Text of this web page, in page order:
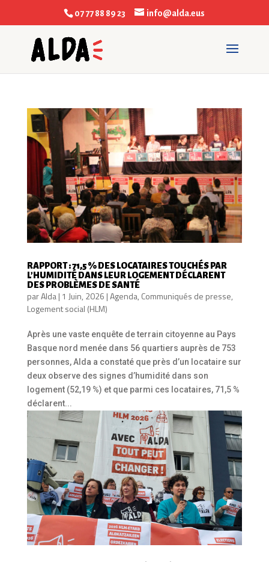
07 77 88 89 23 info@alda.eus
RAPPORT : 71,5 % DES LOCATAIRES TOUCHÉS PAR
L’HUMIDITÉ DANS LEUR LOGEMENT DÉCLARENT
DES PROBLÈMES DE SANTÉ
parAlda| 1 Juin, 2026 |Agenda, Communiqués de presse,
Logement social (HLM)
Après une vaste enquête de terrain citoyenne au Pays
Basque nord menée dans 56 quartiers auprès de 753
personnes, Alda a constaté que près d’un locataire sur
deux observe des signes d’humidité dans son
logement (52,19 %) et que parmi ces locataires, 71,5 %
déclarent...